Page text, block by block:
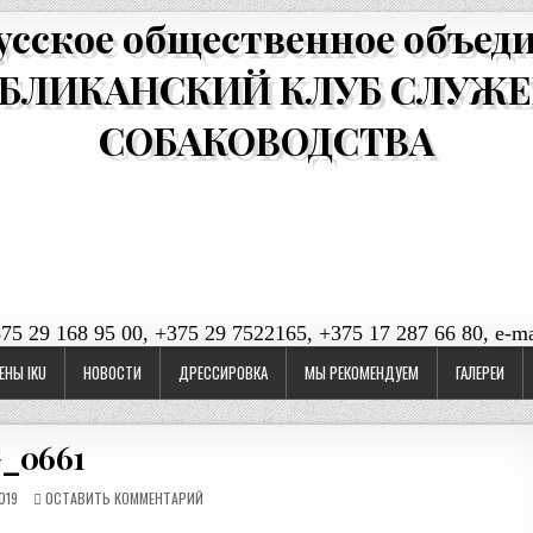
общественное
КЛУБ
СОБАКОВОДСТВА
29 168 95 00, +375 29 7522165, +375 17 287 66 80, e-
IKU НОВОСТИ ДРЕССИРОВКА МЫ РЕКОМЕНДУЕМ ГАЛЕРЕИ
ОСТАВИТЬ КОММЕНТАРИЙ